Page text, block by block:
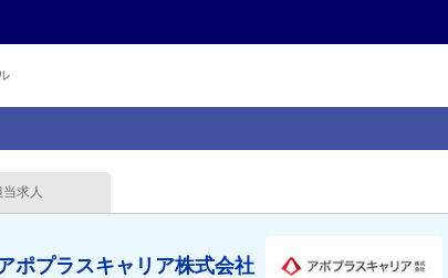
当求人
ポプラスキャリア株式会社